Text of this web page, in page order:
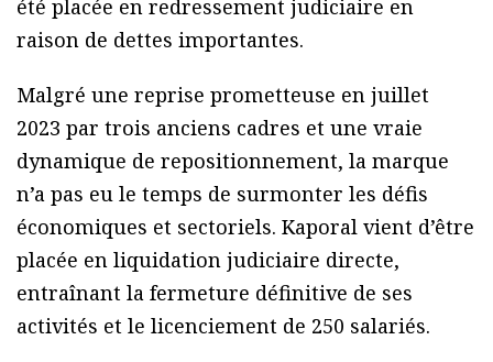
été placée en redressement judiciaire en
raison de dettes importantes.
Malgré une reprise prometteuse en juillet
2023 par trois anciens cadres et une vraie
dynamique de repositionnement, la marque
n’a pas eu le temps de surmonter les défis
économiques et sectoriels. Kaporal vient d’être
placée en liquidation judiciaire directe,
entraînant la fermeture définitive de ses
activités et le licenciement de 250 salariés.